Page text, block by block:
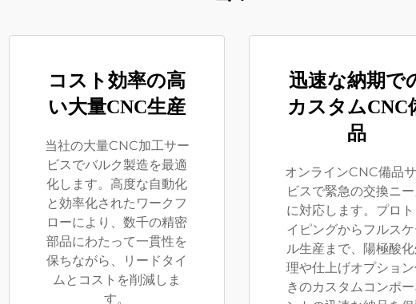
コスト効率の高
い大量CNC生産
当社の大量CNC加工サー
ビスでバルク製造を最適
化します。高度な自動化
と効率化されたワークフ
ローにより、数千の精密
部品にわたって一貫性を
保ちながら、リードタイ
ムとコストを削減しま
す。
迅速な納期で
カスタムCNC
品
オンラインCNC備品
ビスで緊急の交換ニ
に対応します。プロ
イピングからフルス
ル生産まで、陽極酸
理や仕上げオプショ
きのカスタムコンポ